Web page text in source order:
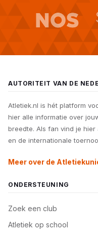
AUTORITEIT VAN DE
Atletiek.nl is hét platform
hier alle informatie over
breedte. Als fan vind je
en de internationale
Meer over de
ONDERSTEUNING
Zoek een club
Atletiek op school